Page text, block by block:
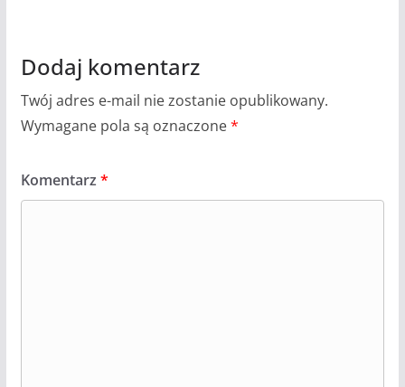
Dodaj komentarz
Twój adres e-mail nie zostanie opublikowany.
Wymagane pola są oznaczone*
Komentarz *